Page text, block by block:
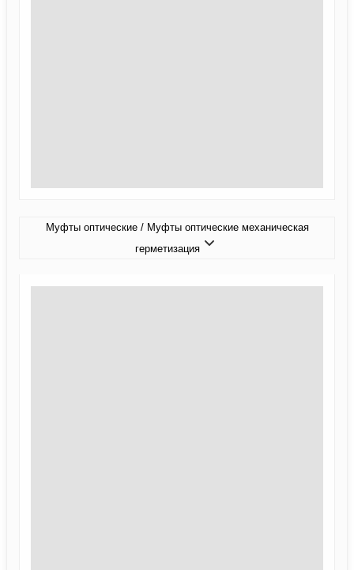
Муфты оптические / Муфты оптические механическая
герметизация